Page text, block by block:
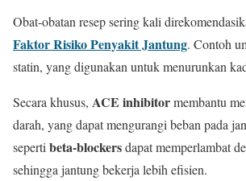
Obat-obatan resep sering kali
Faktor Risiko Penyakit Jantung. Contoh
statin, yang digunakan untuk menurunkan
Secara khusus, ACE inhibitormembantu
darah, yang dapat mengurangi beban pada
seperti beta-blockersdapat memperlambat
sehingga jantung bekerja lebih efisien.